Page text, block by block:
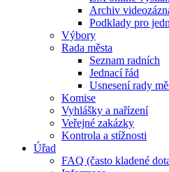
Archiv
Podklady pro
Výbory
Rada města
Seznam radních
Jednací řád
Usnesení rady
Komise
Vyhlášky a nařízení
Veřejné zakázky
Kontrola a stížnosti
Úřad
FAQ (často kladené